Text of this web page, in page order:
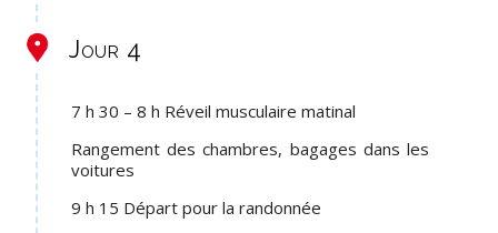
Jour 4
7 h 30 – 8 h Réveil musculaire matinal
Rangement des chambres, bagages dans les
voitures
9 h 15 Départ pour la randonnée